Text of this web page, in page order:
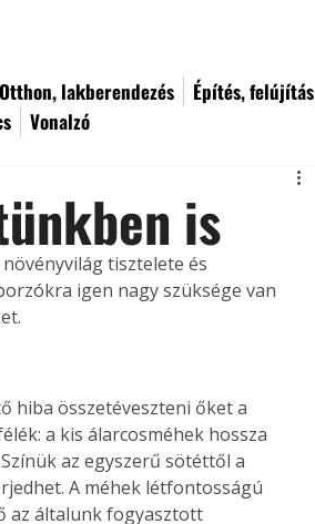
Otthon, lakberendezés Építés, felújítás
Vonalzó
is
tisztelete és
igen nagy szüksége van
hiba összetéveszteni őket a
a kis álarcosméhek hossza
az egyszerű sötéttől a
A méhek létfontosságú
az általunk fogyasztott